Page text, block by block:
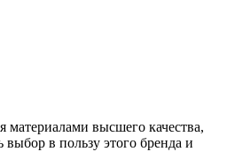
высшего качества,
в пользу этого бренда и